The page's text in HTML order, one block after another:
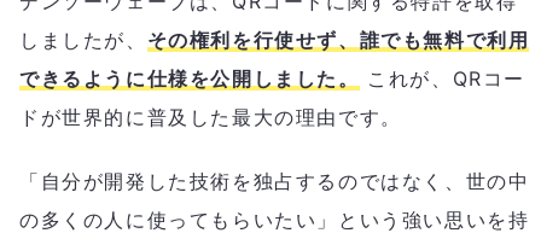
しましたが、 その権利を行使せず、誰でも無料で利用
できるように仕様を公開しました。
これが、QRコー
ドが世界的に普及した最大の理由です。
「自分が開発した技術を独占するのではなく、世の中
の多くの人に使ってもらいたい」という強い思いを持